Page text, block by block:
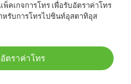
คเกจการโทร เพื่อรับอัตราค่าโทร
รับการโทรไปซินท์อุสตาทิอุส
ตราค่าโทร